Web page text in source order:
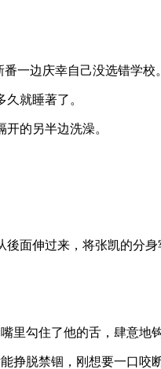
一边庆幸自己没选错学校。
就睡著了。
的另半边洗澡。
面伸过来，将张凯的分身
里勾住了他的舌，肆意地
脱禁锢，刚想要一口